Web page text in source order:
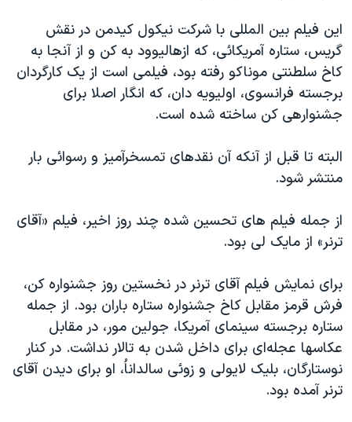
همایش محافظه‌کاران آمریکا «سی‌پک»
صفحه‌های ویژه
سفر پرزیدنت ترامپ به چین
این فیلم بین المللی با شرکت نیکول کیدمن در نقش
گریس، ستاره آمریکائی، که ازهالیوود به کن و از آنجا به
کاخ سلطنتی موناکو رفته بود، فیلمی است از یک کارگردان
برجسته فرانسوی، اولیویه دان، که انگار اصلا برای
جشنوارهی کن ساخته شده است.
البته تا قبل از آنکه آن نقدهای تمسخرآمیز و رسوائی بار
منتشر شود.
از جمله فیلم های تحسین شده چند روز اخیر، فیلم «آقای
ترنر» از مایک لی بود.
برای نمایش فیلم آقای ترنر در نخستین روز جشنواره کن،
فرش قرمز مقابل کاخ جشنواره ستاره باران بود. از جمله
ستاره برجسته سینمای آمریکا، جولین مور، در مقابل
عکاسها عجله‌ای برای داخل شدن به تالار نداشت. در کنار
نوستارگان، بلیک لایولی و زوئی سالداناُ، او برای دیدن آقای
ترنر آمده بود.